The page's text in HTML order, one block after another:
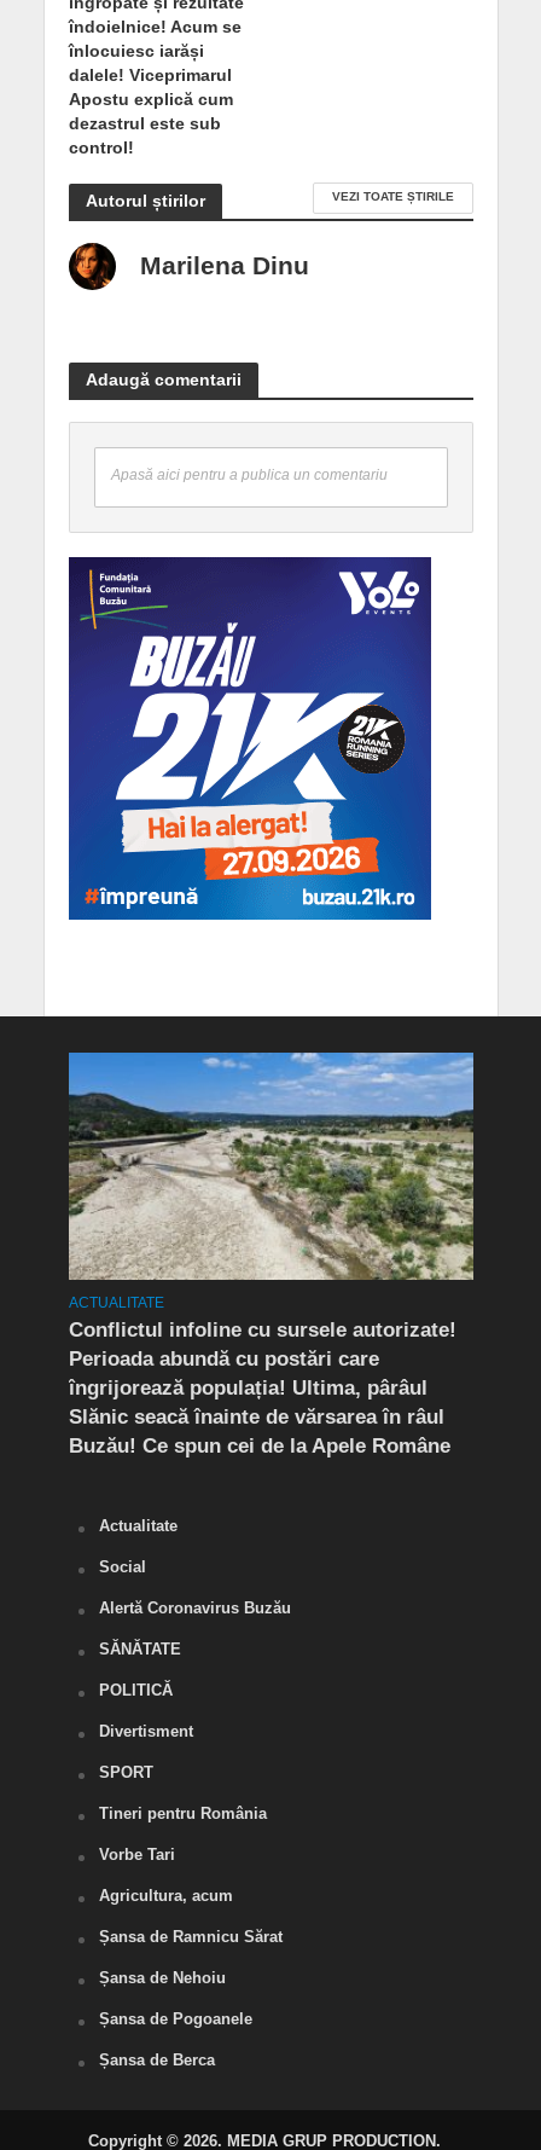
îndoielnice! Acum se
înlocuiesc iarăși
dalele! Viceprimarul
Apostu explică cum
dezastrul este sub
control!
Autorul știrilor VEZI TOATE ȘTIRILE
Marilena Dinu
Adaugă comentarii
Apasă aici pentru a publica un comentariu
ACTUALITATE
Conflictul infoline cu sursele autorizate!
Perioada abundă cu postări care
îngrijorează populația! Ultima, pârâul
Slănic seacă înainte de vărsarea în râul
Buzău! Ce spun cei de la Apele Române
Actualitate
Social
Alertă Coronavirus Buzău
SĂNĂTATE
POLITICĂ
Divertisment
SPORT
Tineri pentru România
Vorbe Tari
Agricultura, acum
Șansa de Ramnicu Sărat
Șansa de Nehoiu
Șansa de Pogoanele
Șansa de Berca
Copyright © 2026. MEDIA GRUP PRODUCTION.